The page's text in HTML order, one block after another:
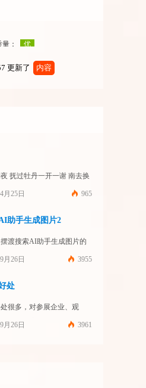
更新了 内容
抚过牡丹一开一谢 南去换
铁轨一节一节 淌过绵江的梦
月25日 965
助手生成图片2
渡搜索AI助手生成图片的
求：画一幅绚丽的深海场景
文字要求：画一幅绚丽的
月26日 3955
处
很多，对参展企业、观
当地政府都有好处。大致
会，参展企业可以展示自
月26日 3961